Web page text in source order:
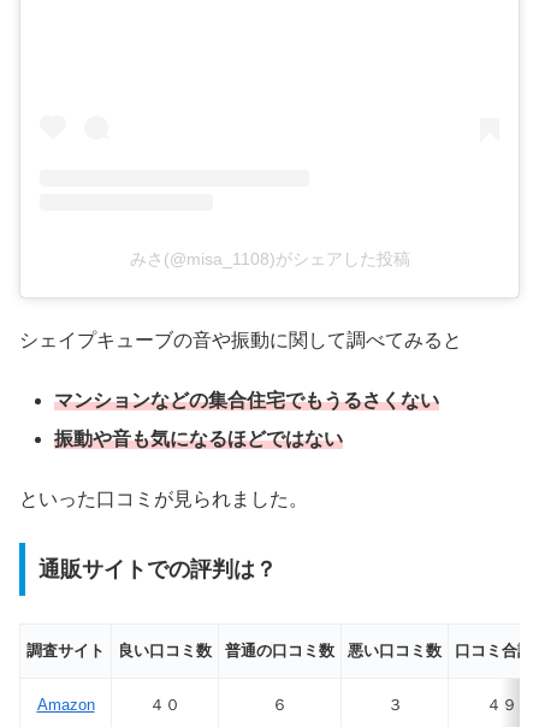
みさ(@misa_1108)がシェアした投稿
シェイプキューブの音や振動に関して調べてみると
マンションなどの集合住宅でもうるさくない
振動や音も気になるほどではない
といった口コミが見られました。
通販サイトでの評判は？
調査サイト 良い口コミ数 普通の口コミ数 悪い口コミ数 口コミ合計
Amazon ４０ ６ ３ ４９